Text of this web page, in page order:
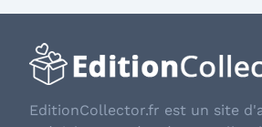
EditionCollector.fr est un site